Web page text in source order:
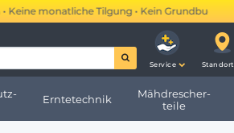
monatliche Tilgung • Kein Grundbucheintrag •
Service Standort
Erntetechnik
Mähdrescher-
teile